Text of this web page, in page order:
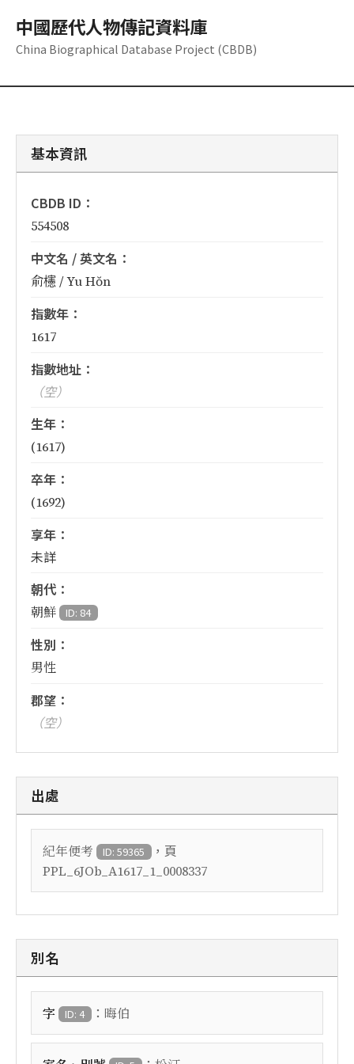
中國歷代人物傳記資料庫
China Biographical Database Project (CBDB)
基本資訊
CBDB ID：
554508
中文名 / 英文名：
俞櫶 / Yu Hŏn
指數年：
1617
指數地址：
（空）
生年：
(1617)
卒年：
(1692)
享年：
未詳
朝代：
朝鮮 ID: 84
性別：
男性
郡望：
（空）
出處
紀年便考 ID: 59365 ，頁
PPL_6JOb_A1617_1_0008337
別名
字 ID: 4 ： 晦伯